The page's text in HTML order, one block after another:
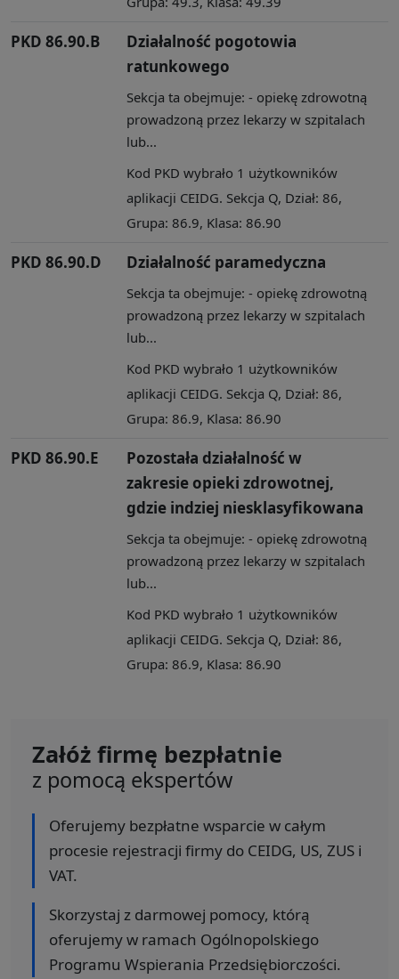
PKD 86.90.B
Działalność pogotowia
ratunkowego
Sekcja ta obejmuje: - opiekę zdrowotną
prowadzoną przez lekarzy w szpitalach
lub...
Kod PKD wybrało 1 użytkowników
aplikacji CEIDG. Sekcja Q, Dział: 86,
Grupa: 86.9, Klasa: 86.90
PKD 86.90.D Działalność paramedyczna
Sekcja ta obejmuje: - opiekę zdrowotną
prowadzoną przez lekarzy w szpitalach
lub...
Kod PKD wybrało 1 użytkowników
aplikacji CEIDG. Sekcja Q, Dział: 86,
Grupa: 86.9, Klasa: 86.90
PKD 86.90.E
Pozostała działalność w
zakresie opieki zdrowotnej,
gdzie indziej niesklasyfikowana
Sekcja ta obejmuje: - opiekę zdrowotną
prowadzoną przez lekarzy w szpitalach
lub...
Kod PKD wybrało 1 użytkowników
aplikacji CEIDG. Sekcja Q, Dział: 86,
Grupa: 86.9, Klasa: 86.90
Załóż firmę bezpłatnie
z pomocą ekspertów
Oferujemy bezpłatne wsparcie w całym
procesie rejestracji firmy do CEIDG, US, ZUS i
VAT.
Skorzystaj z darmowej pomocy, którą
oferujemy w ramach Ogólnopolskiego
Programu Wspierania Przedsiębiorczości.